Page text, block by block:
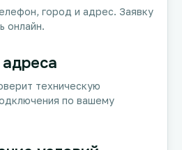
город и адрес. Заявку
онлайн.
техническую
по вашему